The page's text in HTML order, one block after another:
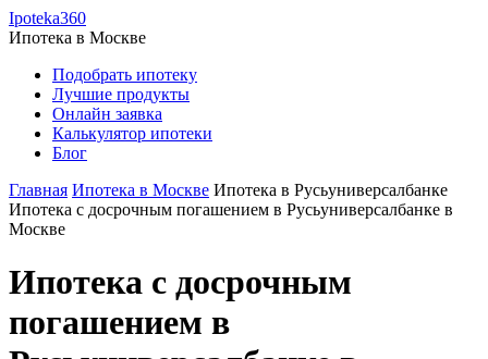
Ipoteka360
Ипотека в Москве
Подобрать ипотеку
Лучшие продукты
Онлайн заявка
Калькулятор ипотеки
Блог
Главная Ипотека в Москве Ипотека в Русьуниверсалбанке
Ипотека c досрочным погашением в Русьуниверсалбанке в
Москве
Ипотека c досрочным
погашением в